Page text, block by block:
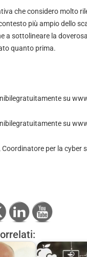
che considero molto
più ampio dello
a sottolineare la
quanto prima.
su
su
Coordinatore per la cyber